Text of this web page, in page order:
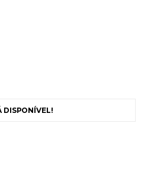
DISPONÍVEL!